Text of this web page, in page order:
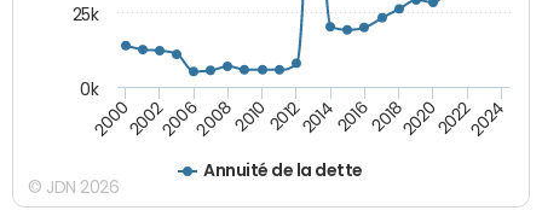
Annuité de la dette
200020022006200820102012201420162018202020222024
0k
25k
© JDN 2026